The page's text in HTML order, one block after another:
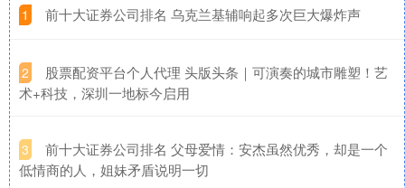
1 ​前十大证券公司排名 乌克兰基辅响起多次巨大爆炸声
2
​股票配资平台个人代理 头版头条｜可演奏的城市雕塑！艺
术+科技，深圳一地标今启用
3
​前十大证券公司排名 父母爱情：安杰虽然优秀，却是一个
低情商的人，姐妹矛盾说明一切